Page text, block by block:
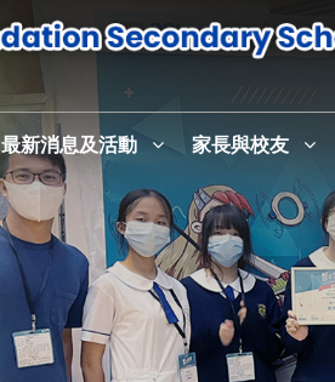
最新消息及活動 家長與校友